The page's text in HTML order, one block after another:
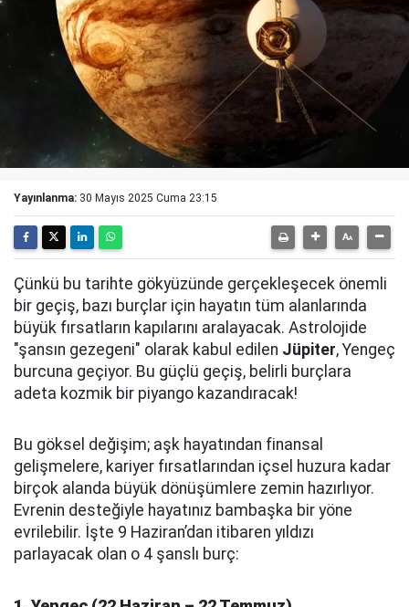
Yayınlanma: 30 Mayıs 2025 Cuma 23:15
Çünkü bu tarihte gökyüzünde gerçekleşecek önemli
bir geçiş, bazı burçlar için hayatın tüm alanlarında
büyük fırsatların kapılarını aralayacak. Astrolojide
"şansın gezegeni" olarak kabul edilen Jüpiter, Yengeç
burcuna geçiyor. Bu güçlü geçiş, belirli burçlara
adeta kozmik bir piyango kazandıracak!
Bu göksel değişim; aşk hayatından finansal
gelişmelere, kariyer fırsatlarından içsel huzura kadar
birçok alanda büyük dönüşümlere zemin hazırlıyor.
Evrenin desteğiyle hayatınız bambaşka bir yöne
evrilebilir. İşte 9 Haziran’dan itibaren yıldızı
parlayacak olan o 4 şanslı burç: